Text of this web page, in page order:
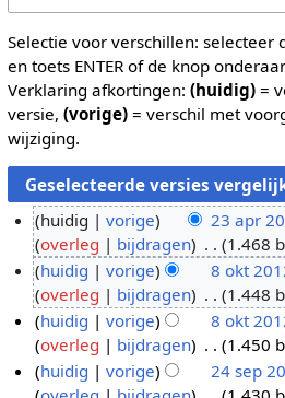
Selectie voor verschillen: selecteer
en toets ENTER of de knop
Verklaring afkortingen: (huidig)=
versie, (vorige)= verschil met
wijziging.
3
p
2
huidig vorige 23 apr
overleg
bijdragen 1.468
G
e
e
n
b
e
o
huidig vorige 8 okt
overleg
bijdragen 1.448
G
e
e
n
huidig vorige 8 okt
overleg
bijdragen 1.450
G
e
huidig vorige 24 sep